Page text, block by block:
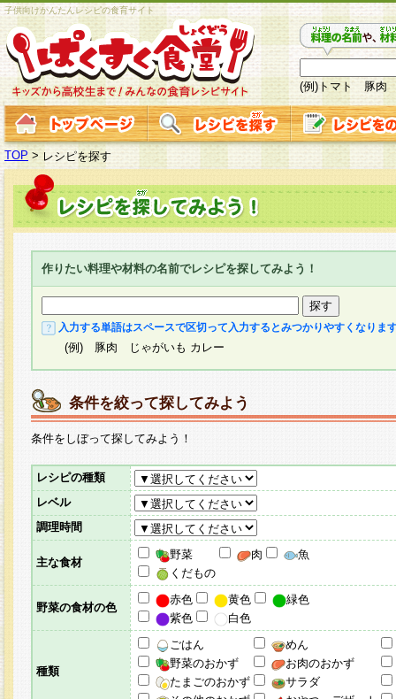
子供向けかんたんレシピの食育サイト
(例)トマト 豚肉
TOP > レシピを探す
作りたい料理や材料の名前でレシピを探してみよう！
入力する単語はスペースで区切って入力するとみつかりやすくなりま
(例) 豚肉 じゃがいも カレー
条件を絞って探してみよう
条件をしぼって探してみよう！
レシピの種類
レベル
調理時間
主な食材
野菜 肉
魚
くだもの
野菜の食材の色
赤色 黄色
緑色
紫色
白色
種類
ごはん
めん
野菜のおかず
お肉のおかず
たまごのおかず
サラダ